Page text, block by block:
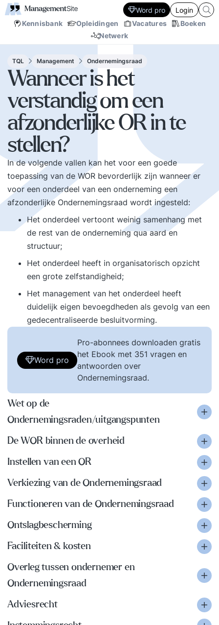
Kennisbank Opleidingen Vacatures
Boeken
Netwerk
Word pro Login
TQL Management Ondernemingsraad
Wanneer is het
verstandig om een
afzonderlijke OR in te
stellen?
In de volgende vallen kan het voor een goede
toepassing van de WOR bevorderlijk zijn wanneer er
voor een onderdeel van een onderneming een
afzonderlijke Ondernemingsraad wordt ingesteld:
Het onderdeel vertoont weinig samenhang met
de rest van de onderneming qua aard en
structuur;
Het onderdeel heeft in organisatorisch opzicht
een grote zelfstandigheid;
Het management van het onderdeel heeft
duidelijk eigen bevoegdheden als gevolg van een
gedecentraliseerde besluitvorming.
Word pro
Pro-abonnees downloaden gratis
het Ebook met 351 vragen en
antwoorden over
Ondernemingsraad.
Wet op de
Ondernemingsraden/uitgangspunten
De WOR binnen de overheid
Instellen van een OR
Verkiezing van de Ondernemingsraad
Functioneren van de Ondernemingsraad
Ontslagbescherming
Faciliteiten & kosten
Overleg tussen ondernemer en
Ondernemingsraad
Adviesrecht